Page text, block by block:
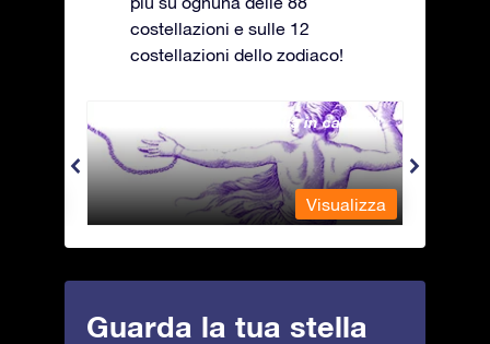
costellazioni e sulle 12
costellazioni dello zodiaco!
Andromeda - La fanciulla in catene
Visualizza
Guarda la tua stella